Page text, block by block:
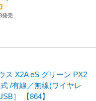
発売
ス X2A eS グリーン PX2
/有線／無線(ワイヤレ
］ 【864】